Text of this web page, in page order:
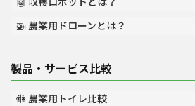
🚁 農業用ドローンとは？
製品・サービス比較
🚻 農業用トイレ比較